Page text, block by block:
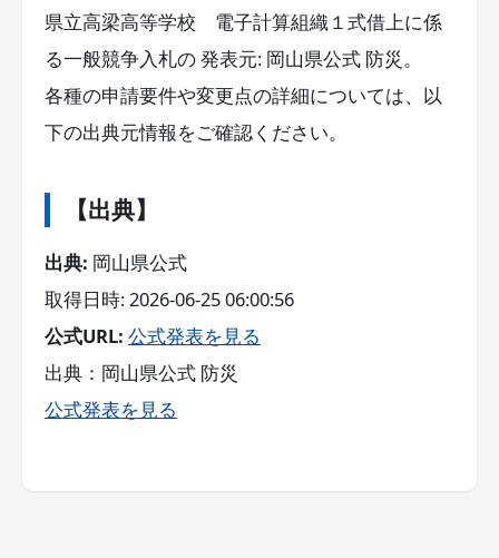
県立高梁高等学校 電子計算組織１式借上に係
る一般競争入札の 発表元: 岡山県公式 防災。
各種の申請要件や変更点の詳細については、以
下の出典元情報をご確認ください。
【出典】
出典: 岡山県公式
取得日時: 2026-06-25 06:00:56
公式URL: 公式発表を見る
出典：岡山県公式 防災
公式発表を見る